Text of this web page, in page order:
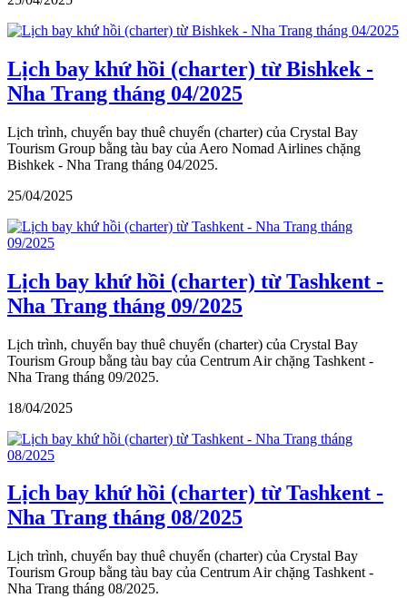
Lịch bay khứ hồi (charter) từ Bishkek -
Nha Trang tháng 04/2025
Lịch trình, chuyến bay thuê chuyến (charter) của Crystal Bay
Tourism Group bằng tàu bay của Aero Nomad Airlines chặng
Bishkek - Nha Trang tháng 04/2025.
25/04/2025
Lịch bay khứ hồi (charter) từ Tashkent -
Nha Trang tháng 09/2025
Lịch trình, chuyến bay thuê chuyến (charter) của Crystal Bay
Tourism Group bằng tàu bay của Centrum Air chặng Tashkent -
Nha Trang tháng 09/2025.
18/04/2025
Lịch bay khứ hồi (charter) từ Tashkent -
Nha Trang tháng 08/2025
Lịch trình, chuyến bay thuê chuyến (charter) của Crystal Bay
Tourism Group bằng tàu bay của Centrum Air chặng Tashkent -
Nha Trang tháng 08/2025.